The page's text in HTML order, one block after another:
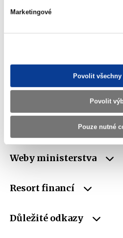
Marketingové
Povolit
Povolit
Pouze nutné
00006947
ID Datové
xzeaauv
Weby ministerstva
Resort financí
Důležité odkazy